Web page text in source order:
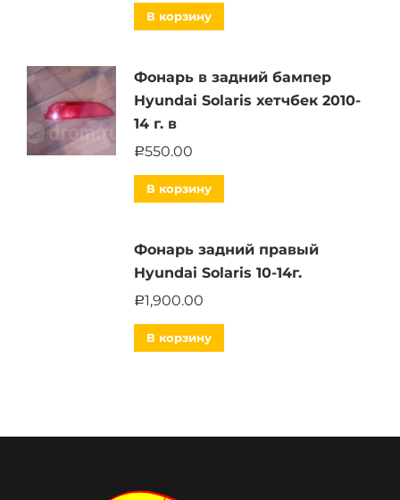
В корзину
Фонарь в задний бампер
Hyundai Solaris хетчбек 2010-
14 г. в
Р550.00
В корзину
Фонарь задний правый
Hyundai Solaris 10-14г.
Р1,900.00
В корзину